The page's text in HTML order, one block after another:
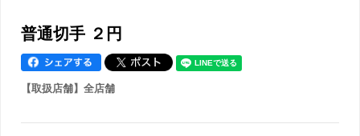
普通切手 ２円
【取扱店舗】全店舗